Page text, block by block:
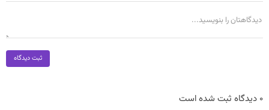
ثبت دیدگاه
0 دیدگاه ثبت شده است